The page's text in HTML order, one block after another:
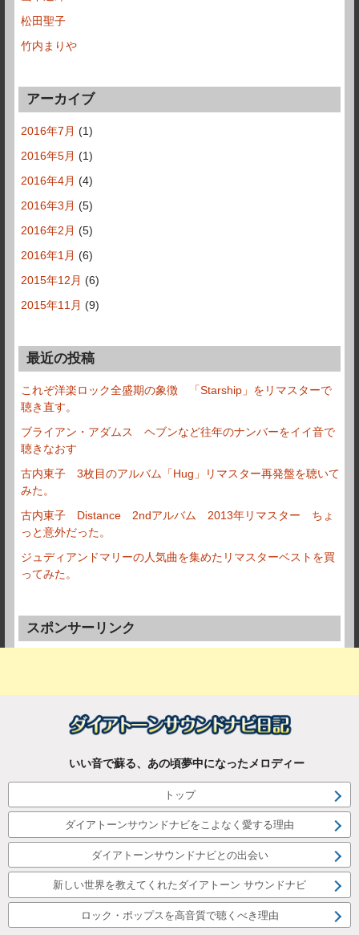
松田聖子
竹内まりや
アーカイブ
2016年7月 (1)
2016年5月 (1)
2016年4月 (4)
2016年3月 (5)
2016年2月 (5)
2016年1月 (6)
2015年12月 (6)
2015年11月 (9)
最近の投稿
これぞ洋楽ロック全盛期の象徴 「Starship」をリマスターで
聴き直す。
ブライアン・アダムス ヘブンなど往年のナンバーをイイ音で
聴きなおす
古内東子 3枚目のアルバム「Hug」リマスター再発盤を聴いて
みた。
古内東子 Distance 2ndアルバム 2013年リマスター ちょ
っと意外だった。
ジュディアンドマリーの人気曲を集めたリマスターベストを買
ってみた。
スポンサーリンク
いい音で蘇る、あの頃夢中になったメロディー
トップ
ダイアトーンサウンドナビをこよなく愛する理由
ダイアトーンサウンドナビとの出会い
新しい世界を教えてくれたダイアトーン サウンドナビ
ロック・ポップスを高音質で聴くべき理由